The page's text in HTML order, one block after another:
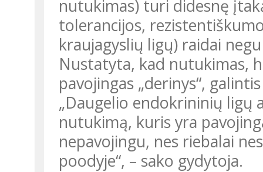
nutukimas) turi didesnę
tolerancijos,
kraujagyslių ligų) raidai
Nustatyta, kad nutukimas,
pavojingas „derinys“,
„Daugelio endokrininių
nutukimą, kuris yra
nepavojingu, nes riebalai
poodyje“, – sako gydytoja.